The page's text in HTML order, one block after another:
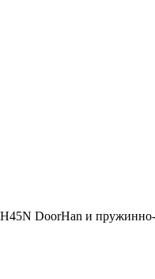
DoorHan и